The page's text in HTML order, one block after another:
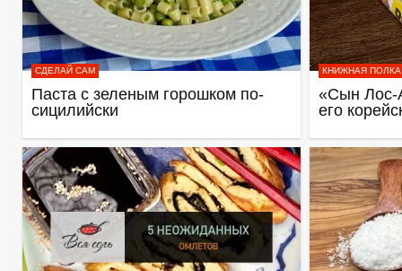
СДЕЛАЙ САМ
Паста с зеленым горошком по-
сицилийски
КНИЖНАЯ ПОЛКА
«Сын Лос-
его